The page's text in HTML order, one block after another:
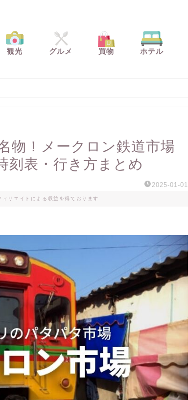
観光 グルメ 買物 ホテル
物！メークロン鉄道市場
刻表・行き方まとめ
2025-01-01
リエイトによる収益を得ております